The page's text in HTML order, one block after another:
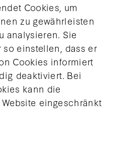
Cookies, um
zu gewährleisten
analysieren. Sie
einstellen, dass er
Cookies informiert
deaktiviert. Bei
kann die
eingeschränkt